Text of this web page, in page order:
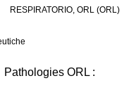
RESPIRATORIO, ORL (ORL)
Pathologies ORL :